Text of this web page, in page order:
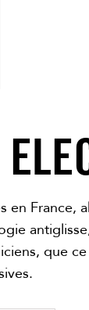
en France,
que